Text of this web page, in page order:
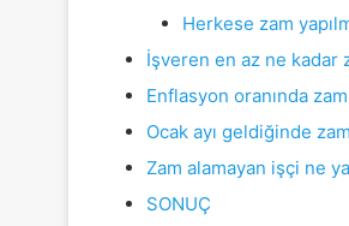
Herkese zam
İşveren en az ne kadar
Enflasyon oranında
Ocak ayı geldiğinde zam
Zam alamayan işçi ne
SONUÇ